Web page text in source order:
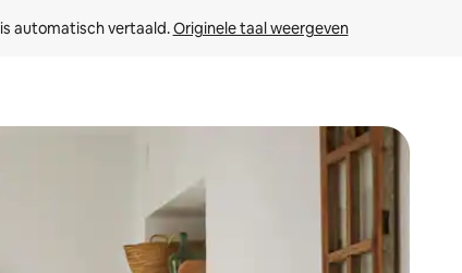
automatisch vertaald. Originele taal weergeven